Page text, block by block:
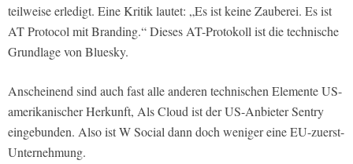
teilweise erledigt. Eine Kritik lautet: „Es ist keine Zauberei. Es ist
AT Protocol mit Branding.“ Dieses AT-Protokoll ist die technische
Grundlage von Bluesky.
Anscheinend sind auch fast alle anderen technischen Elemente US-
amerikanischer Herkunft, Als Cloud ist der US-Anbieter Sentry
eingebunden. Also ist W Social dann doch weniger eine EU-zuerst-
Unternehmung.